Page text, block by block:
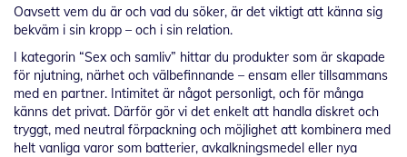
Oavsett vem du är och vad du söker, är det viktigt att känna sig
bekväm i sin kropp – och i sin relation.
I kategorin “Sex och samliv” hittar du produkter som är skapade
för njutning, närhet och välbefinnande – ensam eller tillsammans
med en partner. Intimitet är något personligt, och för många
känns det privat. Därför gör vi det enkelt att handla diskret och
tryggt, med neutral förpackning och möjlighet att kombinera med
helt vanliga varor som batterier, avkalkningsmedel eller nya